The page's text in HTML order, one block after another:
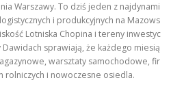
Warszawy. To dziś jeden z najdynami
i produkcyjnych na Mazows
Lotniska Chopina i tereny inwestyc
sprawiają, że każdego miesią
warsztaty samochodowe, fir
rolniczych i nowoczesne osiedla.